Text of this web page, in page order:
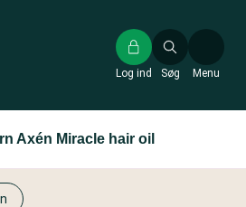
Søg
Log ind Menu
Axén Miracle hair oil